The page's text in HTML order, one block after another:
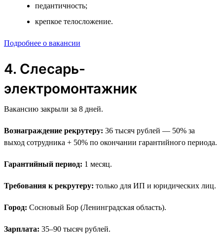
педантичность;
крепкое телосложение.
Подробнее о вакансии
4. Слесарь-
электромонтажник
Вакансию закрыли за 8 дней.
Вознаграждение рекрутеру: 36 тысяч рублей — 50% за
выход сотрудника + 50% по окончании гарантийного периода.
Гарантийный период: 1 месяц.
Требования к рекрутеру: только для ИП и юридических лиц.
Город: Сосновый Бор (Ленинградская область).
Зарплата: 35–90 тысяч рублей.